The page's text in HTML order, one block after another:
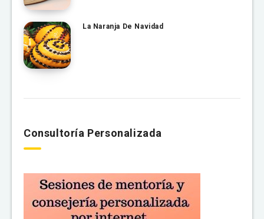
La Naranja De Navidad
Consultoría Personalizada